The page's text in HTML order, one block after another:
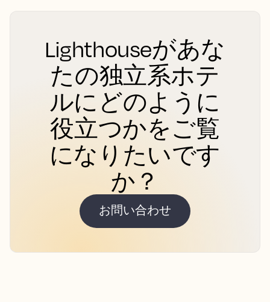
Lighthouseがあな
たの独立系ホテ
ルにどのように
役立つかをご覧
になりたいです
か？
お問い合わせ